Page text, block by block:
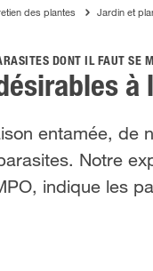
des plantes Jardin et
DONT IL FAUT SE
à
entamée, de
Notre
indique les